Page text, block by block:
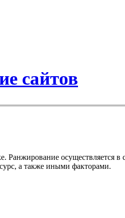
сайтов
Ранжирование осуществляется в
а также иными факторами.